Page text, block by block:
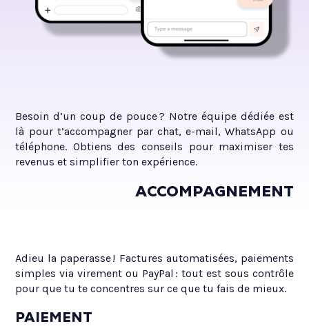
Besoin d’un coup de pouce ? Notre équipe dédiée est
là pour t’accompagner par chat, e-mail, WhatsApp ou
téléphone. Obtiens des conseils pour maximiser tes
revenus et simplifier ton expérience.
ACCOMPAGNEMENT
Adieu la paperasse ! Factures automatisées, paiements
simples via virement ou PayPal : tout est sous contrôle
pour que tu te concentres sur ce que tu fais de mieux.
PAIEMENT